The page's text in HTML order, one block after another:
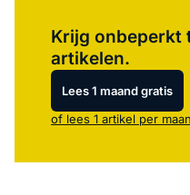
Krijg onbeperkt
artikelen.
Lees 1 maand gratis
of lees 1 artikel per